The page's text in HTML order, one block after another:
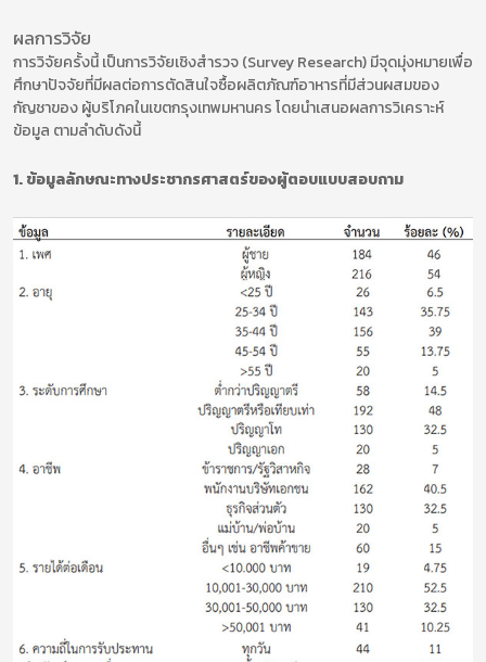
ผลการวิจัย
การวิจัยครั้งนี้ เป็นการวิจัยเชิงสำรวจ (Survey Research) มีจุดมุ่งหมายเพื่อ
ศึกษาปัจจัยที่มีผลต่อการตัดสินใจซื้อผลิตภัณฑ์อาหารที่มีส่วนผสมของ
กัญชาของ ผู้บริโภคในเขตกรุงเทพมหานคร โดยนำเสนอผลการวิเคราะห์
ข้อมูล ตามลำดับดังนี้
1. ข้อมูลลักษณะทางประชากรศาสตร์ของผู้ตอบแบบสอบถาม